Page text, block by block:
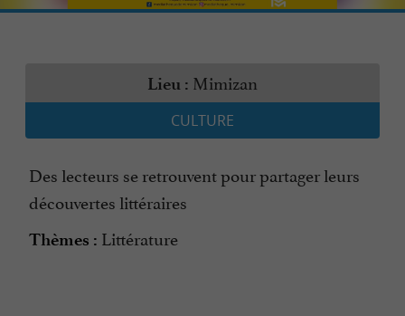
Lieu : Mimizan
CULTURE
Des lecteurs se retrouvent pour partager leurs
découvertes littéraires
Thèmes : Littérature